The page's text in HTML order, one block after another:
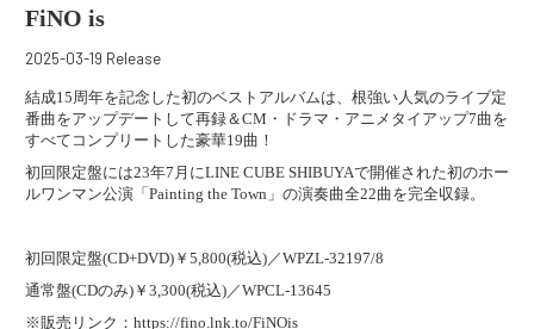
FiNO is
2025-03-19 Release
結成15周年を記念した初のベストアルバムは、根強い人気のライブ定
番曲をアップデートして再録＆CM・ドラマ・アニメタイアップ7曲を
すべてコンプリートした豪華19曲！
初回限定盤には23年7月にLINE CUBE SHIBUYAで開催された初のホー
ルワンマン公演「Painting the Town」の演奏曲全22曲を完全収録。
初回限定盤(CD+DVD)￥5,800(税込)／WPZL-32197/8
通常盤(CDのみ)￥3,300(税込)／WPCL-13645
※販売リンク： https://fino.lnk.to/FiNOis